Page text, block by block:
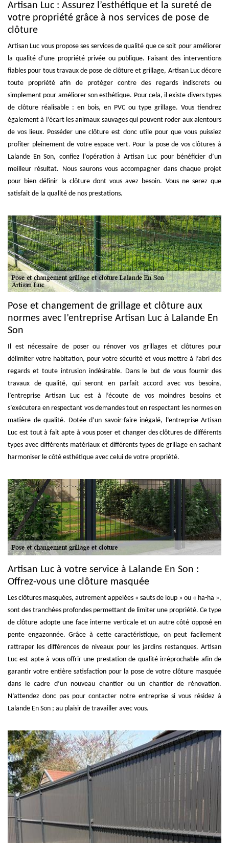
Artisan Luc : Assurez l’esthétique et la sureté de
votre propriété grâce à nos services de pose de
clôture
Artisan Luc vous propose ses services de qualité que ce soit pour améliorer
la qualité d’une propriété privée ou publique. Faisant des interventions
fiables pour tous travaux de pose de clôture et grillage, Artisan Luc décore
toute propriété afin de protéger contre des regards indiscrets ou
simplement pour améliorer son esthétique. Pour cela, il existe divers types
de clôture réalisable : en bois, en PVC ou type grillage. Vous tiendrez
également à l’écart les animaux sauvages qui peuvent roder aux alentours
de vos lieux. Posséder une clôture est donc utile pour que vous puissiez
profiter pleinement de votre espace vert. Pour la pose de vos clôtures à
Lalande En Son, confiez l’opération à Artisan Luc pour bénéficier d’un
meilleur résultat. Nous saurons vous accompagner dans chaque projet
pour bien définir la clôture dont vous avez besoin. Vous ne serez que
satisfait de la qualité de nos prestations.
Pose et changement de grillage et clôture aux
normes avec l’entreprise Artisan Luc à Lalande En
Son
Il est nécessaire de poser ou rénover vos grillages et clôtures pour
délimiter votre habitation, pour votre sécurité et vous mettre à l’abri des
regards et toute intrusion indésirable. Dans le but de vous fournir des
travaux de qualité, qui seront en parfait accord avec vos besoins,
l’entreprise Artisan Luc est à l’écoute de vos moindres besoins et
s’exécutera en respectant vos demandes tout en respectant les normes en
matière de qualité. Dotée d’un savoir-faire inégalé, l’entreprise Artisan
Luc est tout à fait apte à vous poser et changer des clôtures de différents
types avec différents matériaux et différents types de grillage en sachant
harmoniser le côté esthétique avec celui de votre propriété.
Artisan Luc à votre service à Lalande En Son :
Offrez-vous une clôture masquée
Les clôtures masquées, autrement appelées « sauts de loup » ou « ha-ha »,
sont des tranchées profondes permettant de limiter une propriété. Ce type
de clôture adopte une face interne verticale et un autre côté opposé en
pente engazonnée. Grâce à cette caractéristique, on peut facilement
rattraper les différences de niveaux pour les jardins restanques. Artisan
Luc est apte à vous offrir une prestation de qualité irréprochable afin de
garantir votre entière satisfaction pour la pose de votre clôture masquée
dans le cadre d’un nouveau chantier ou un chantier de rénovation.
N’attendez donc pas pour contacter notre entreprise si vous résidez à
Lalande En Son ; au plaisir de travailler avec vous.